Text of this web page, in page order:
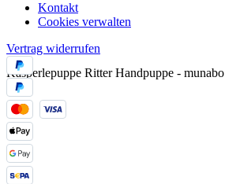
Kasperlepuppe Ritter Handpuppe - munabo
Kontakt
Cookies verwalten
Vertrag widerrufen